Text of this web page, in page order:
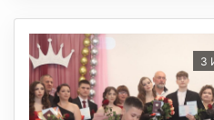
3